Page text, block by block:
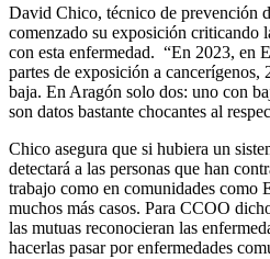
David Chico, técnico de prevención
comenzado su exposición criticando
con esta enfermedad. “En 2023, en
partes de exposición a cancerígenos,
baja. En Aragón solo dos: uno con
son datos bastante chocantes al
Chico asegura que si hubiera un
detectará a las personas que han
trabajo como en comunidades como
muchos más casos. Para CCOO
las mutuas reconocieran las
hacerlas pasar por enfermedades